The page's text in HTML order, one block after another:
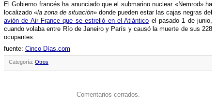
El Gobierno francés ha anunciado que el submarino nuclear «Nemrod» ha
localizado «la zona de situación» donde pueden estar las cajas negras del
avión de Air France que se estrelló en el Atlántico el pasado 1 de junio,
cuando volaba entre Rí­o de Janeiro y Parí­s y causó la muerte de sus 228
ocupantes.
fuente: Cinco Dí­as.com
Categoría: Otros
Comentarios cerrados.